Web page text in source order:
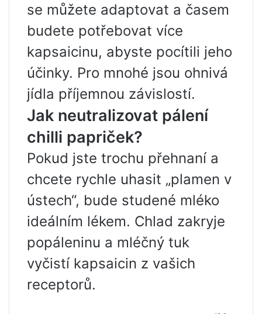
se můžete adaptovat a časem
budete potřebovat více
kapsaicinu, abyste pocítili jeho
účinky. Pro mnohé jsou ohnivá
jídla příjemnou závislostí.
Jak neutralizovat pálení
chilli papriček?
Pokud jste trochu přehnaní a
chcete rychle uhasit „plamen v
ústech“, bude studené mléko
ideálním lékem. Chlad zakryje
popáleninu a mléčný tuk
vyčistí kapsaicin z vašich
receptorů.